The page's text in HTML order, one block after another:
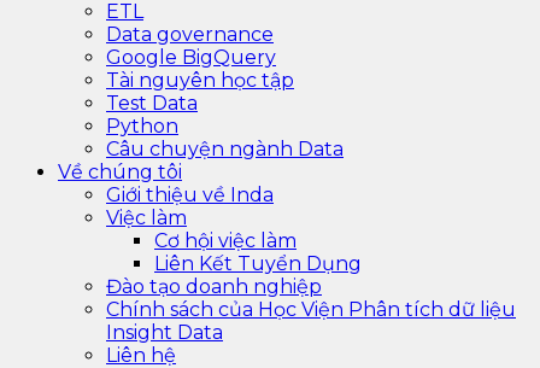
ETL
Data governance
Google BigQuery
Tài nguyên học tập
Test Data
Python
Câu chuyện ngành Data
Về chúng tôi
Giới thiệu về Inda
Việc làm
Cơ hội việc làm
Liên Kết Tuyển Dụng
Đào tạo doanh nghiệp
Chính sách của Học Viện Phân tích dữ liệu
Insight Data
Liên hệ